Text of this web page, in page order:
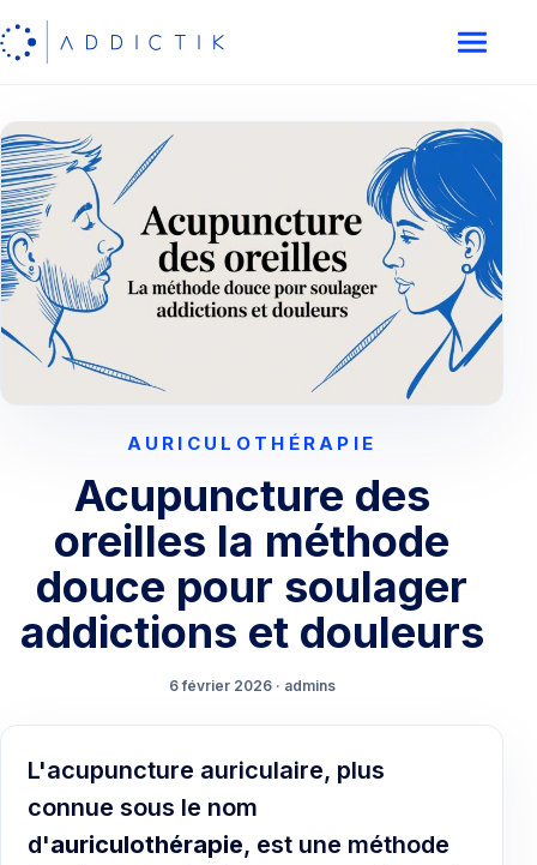
AURICULOTHÉRAPIE
Acupuncture des
oreilles la méthode
douce pour soulager
addictions et douleurs
6 février 2026 · admins
L'acupuncture auriculaire, plus
connue sous le nom
d'auriculothérapie, est une méthode